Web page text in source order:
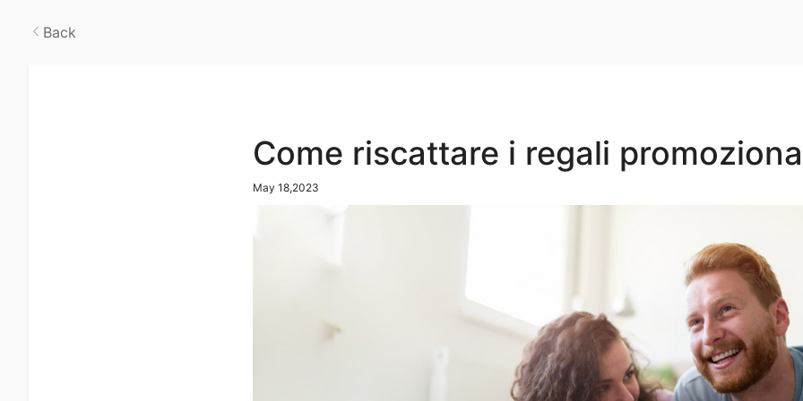
Back
Come riscattare i regali
May 18,2023